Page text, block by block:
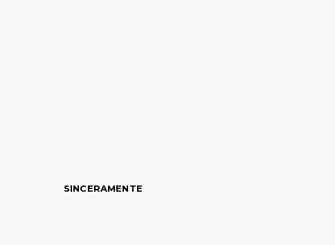
SINCERAMENTE